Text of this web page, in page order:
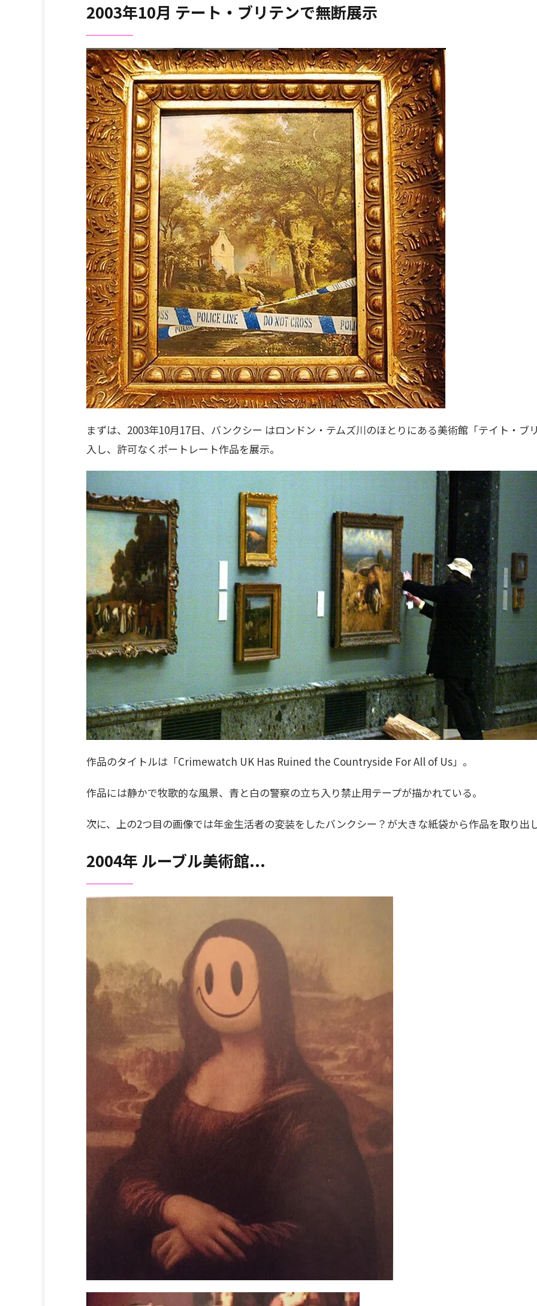
2003年10月 テート・ブリテンで無断展示
まずは、2003年10月17日、バンクシー はロンドン・テムズ川のほとりにある美術館「テイト・
入し、許可なくポートレート作品を展示。
作品のタイトルは「Crimewatch UK Has Ruined the Countryside For All of Us」。
作品には静かで牧歌的な風景、青と白の警察の立ち入り禁止用テープが描かれている。
次に、上の2つ目の画像では年金生活者の変装をしたバンクシー？が大きな紙袋から作品を取り出
2004年 ルーブル美術館...